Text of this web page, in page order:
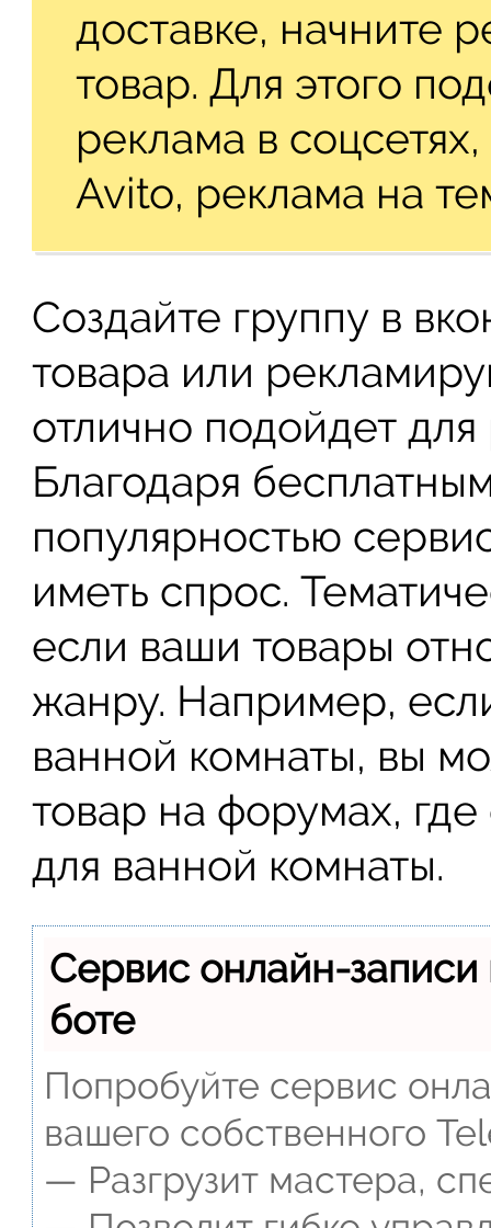
доставке, начните
товар. Для этого
реклама в
Avito, реклама на
Создайте группу в
товара или
отлично подойдет
Благодаря
популярностью
иметь спрос.
если ваши товары
жанру. Например,
ванной комнаты, вы
товар на форумах,
для ванной комнаты.
Сервис онлайн-
боте
Попробуйте сервис
вашего собственного
— Разгрузит мастера,